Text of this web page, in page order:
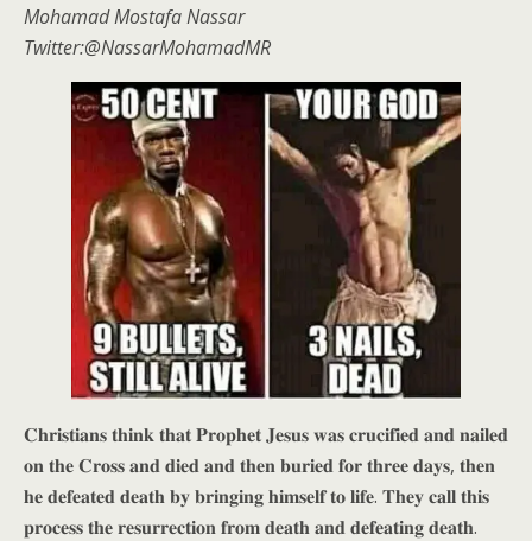
Mohamad Mostafa Nassar
Twitter:@NassarMohamadMR
𝐂𝐡𝐫𝐢𝐬𝐭𝐢𝐚𝐧𝐬 𝐭𝐡𝐢𝐧𝐤 𝐭𝐡𝐚𝐭 𝐏𝐫𝐨𝐩𝐡𝐞𝐭 𝐉𝐞𝐬𝐮𝐬 𝐰𝐚𝐬 𝐜𝐫𝐮𝐜𝐢𝐟𝐢𝐞𝐝 𝐚𝐧𝐝 𝐧𝐚𝐢𝐥𝐞𝐝
𝐨𝐧 𝐭𝐡𝐞 𝐂𝐫𝐨𝐬𝐬 𝐚𝐧𝐝 𝐝𝐢𝐞𝐝 𝐚𝐧𝐝 𝐭𝐡𝐞𝐧 𝐛𝐮𝐫𝐢𝐞𝐝 𝐟𝐨𝐫 𝐭𝐡𝐫𝐞𝐞 𝐝𝐚𝐲𝐬, 𝐭𝐡𝐞𝐧
𝐡𝐞 𝐝𝐞𝐟𝐞𝐚𝐭𝐞𝐝 𝐝𝐞𝐚𝐭𝐡 𝐛𝐲 𝐛𝐫𝐢𝐧𝐠𝐢𝐧𝐠 𝐡𝐢𝐦𝐬𝐞𝐥𝐟 𝐭𝐨 𝐥𝐢𝐟𝐞. 𝐓𝐡𝐞𝐲 𝐜𝐚𝐥𝐥 𝐭𝐡𝐢𝐬
𝐩𝐫𝐨𝐜𝐞𝐬𝐬 𝐭𝐡𝐞 𝐫𝐞𝐬𝐮𝐫𝐫𝐞𝐜𝐭𝐢𝐨𝐧 𝐟𝐫𝐨𝐦 𝐝𝐞𝐚𝐭𝐡 𝐚𝐧𝐝 𝐝𝐞𝐟𝐞𝐚𝐭𝐢𝐧𝐠 𝐝𝐞𝐚𝐭𝐡.